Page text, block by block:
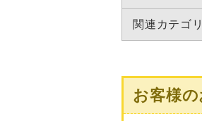
関連カテゴ
お客様